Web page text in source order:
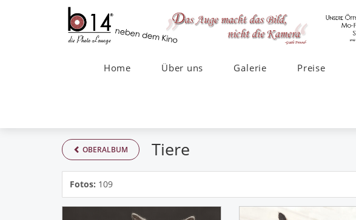
Home Über uns Galerie Preise
OBERALBUM Tiere
Fotos: 109